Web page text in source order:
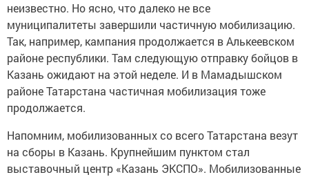
неизвестно. Но ясно, что далеко не все
муниципалитеты завершили частичную мобилизацию.
Так, например, кампания продолжается в Алькеевском
районе республики. Там следующую отправку бойцов в
Казань ожидают на этой неделе. И в Мамадышском
районе Татарстана частичная мобилизация тоже
продолжается.
Напомним, мобилизованных со всего Татарстана везут
на сборы в Казань. Крупнейшим пунктом стал
выставочный центр «Казань ЭКСПО». Мобилизованные